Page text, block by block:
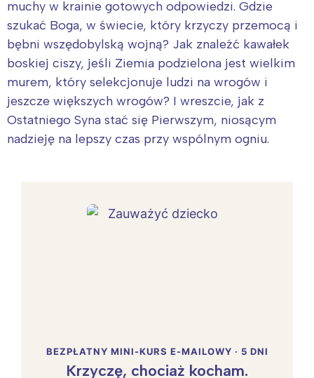
muchy w krainie gotowych odpowiedzi. Gdzie
szukać Boga, w świecie, który krzyczy przemocą i
bębni wszędobylską wojną? Jak znaleźć kawałek
boskiej ciszy, jeśli Ziemia podzielona jest wielkim
murem, który selekcjonuje ludzi na wrogów i
jeszcze większych wrogów? I wreszcie, jak z
Ostatniego Syna stać się Pierwszym, niosącym
nadzieję na lepszy czas przy wspólnym ogniu.
BEZPŁATNY MINI-KURS E-MAILOWY · 5 DNI
Krzyczę, chociaż kocham.